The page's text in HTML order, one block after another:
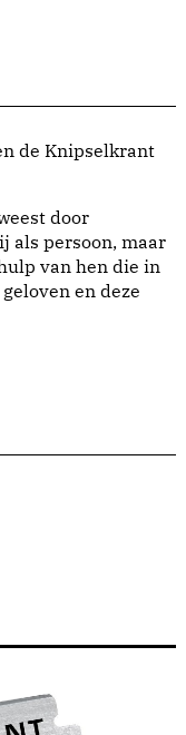
de Knipselkrant
door
als persoon, maar
van hen die in
en deze